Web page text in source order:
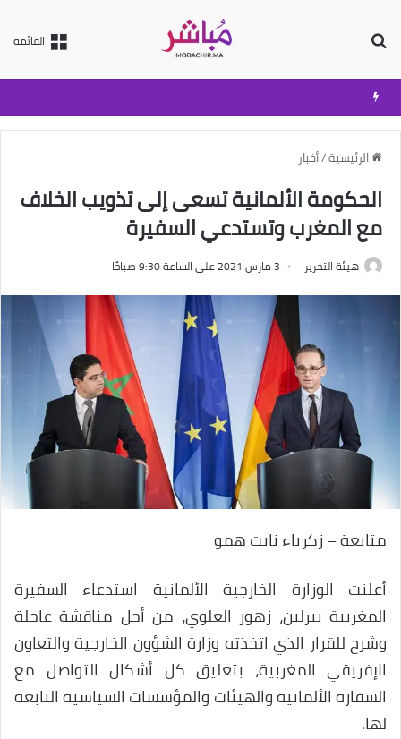
القائمة
الرئيسية/أخبار
الحكومة الألمانية تسعى إلى تذويب الخلاف
مع المغرب وتستدعي السفيرة
هيئة التحرير 3 مارس 2021 على الساعة 9:30 صباحًا
متابعة – زكرياء نايت همو
أعلنت الوزارة الخارجية الألمانية استدعاء السفيرة
المغربية ببرلين، زهور العلوي، من أجل مناقشة عاجلة
وشرح للقرار الذي اتخذته وزارة الشؤون الخارجية والتعاون
الإفريقي المغربية، بتعليق كل أشكال التواصل مع
السفارة الألمانية والهيئات والمؤسسات السياسية التابعة
لها.